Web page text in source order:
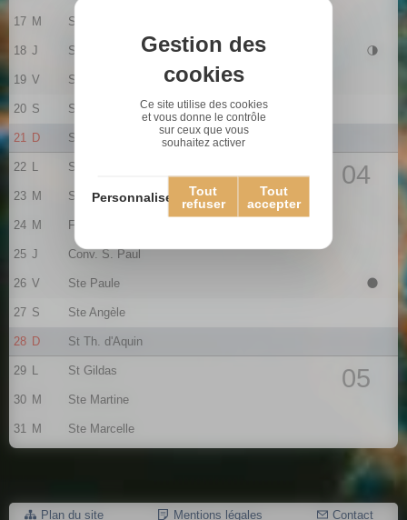
17 M Ste Roseline
18 J Ste Prisca
19 V St Marius
20 S St Sébastien
21 D Ste Agnès
22 L St Vincent 04
23 M St Barnard
24 M Fr. de Sales
25 J Conv. S. Paul
26 V Ste Paule
27 S Ste Angèle
28 D St Th. d'Aquin
29 L St Gildas 05
30 M Ste Martine
31 M Ste Marcelle
Plan du site Mentions légales Contact
Gestion des
cookies
Ce site utilise des cookies
et vous donne le contrôle
sur ceux que vous
souhaitez activer
Tout
accepter
Tout
refuser
Personnaliser